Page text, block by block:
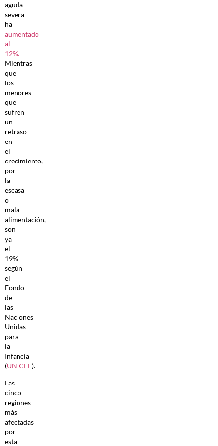
aguda
severa
ha
aumentado
al
12%.
Mientras
que
los
menores
que
sufren
un
retraso
en
el
crecimiento,
por
la
escasa
o
mala
alimentación,
son
ya
el
19%
según
el
Fondo
de
las
Naciones
Unidas
para
la
Infancia
(UNICEF).
Las
cinco
regiones
más
afectadas
por
esta